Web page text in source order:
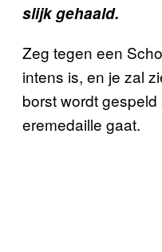
slijk gehaald.
Zeg tegen een
intens is, en je zal
borst wordt
eremedaille gaat.